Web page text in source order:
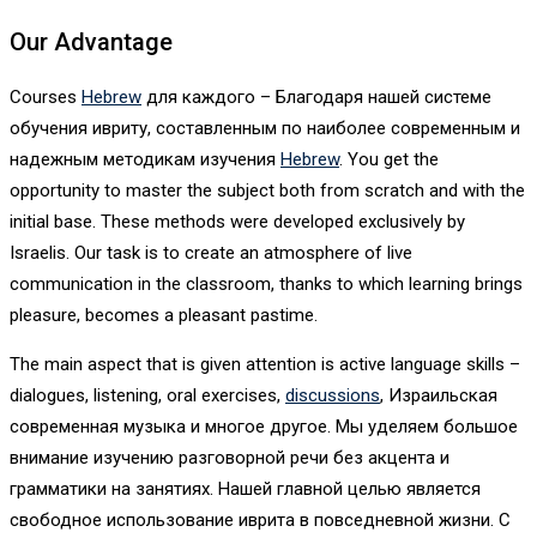
Our Advantage
Courses Hebrew для каждого – Благодаря нашей системе
обучения ивриту, составленным по наиболее современным и
надежным методикам изучения Hebrew. You get the
opportunity to master the subject both from scratch and with the
initial base. These methods were developed exclusively by
Israelis. Our task is to create an atmosphere of live
communication in the classroom, thanks to which learning brings
pleasure, becomes a pleasant pastime.
The main aspect that is given attention is active language skills –
dialogues, listening, oral exercises, discussions, Израильская
современная музыка и многое другое. Мы уделяем большое
внимание изучению разговорной речи без акцента и
грамматики на занятиях. Нашей главной целью является
свободное использование иврита в повседневной жизни. С